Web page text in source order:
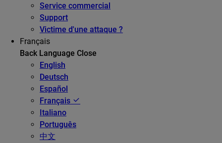
Service commercial
Support
Victime d'une attaque ?
Français
Back Language Close
English
Deutsch
Español
Français
Italiano
Português
中文